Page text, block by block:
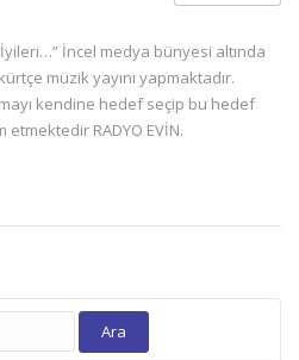
İncel medya bünyesi altında
müzik yayını yapmaktadır.
kendine hedef seçip bu hedef
RADYO EVİN.